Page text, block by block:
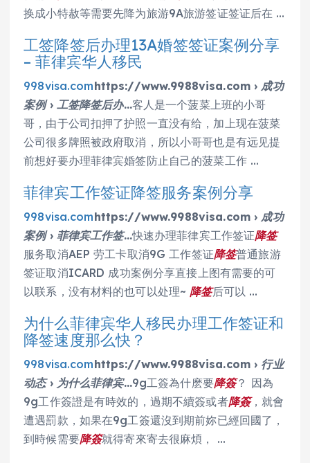
换成小特赦等需要先降为旅游9A旅游签证签证后在 …
工签降签后办理13A婚签签证案例分享
– 菲律宾华人移民
998visa.comhttps://www.9988visa.com › 成功
案例 › 工签降签后办…客人是一个菠菜上班的小哥
哥，由于公司扣押了护照一直没有给，加上现在菠菜
公司很多牌照被政府取消，所以小哥哥也是有远见提
前想好要办理菲律宾婚签防止自己的菠菜工作 …
菲律宾工作签证降签服务案例分享
998visa.comhttps://www.9988visa.com › 成功
案例 › 菲律宾工作签…快速办理菲律宾工作签证降签
服务取消AEP 劳工卡取消9G 工作签证降签普通旅游
签证取消ICARD 成功案例分享直接上图有需要的可
以联系，没有材料的也可以处理~ 降签后可以 …
为什么菲律宾华人移民办理工作签证和
降签速度那么快？
998visa.comhttps://www.9988visa.com › 行业
动态 › 为什么菲律宾…9g工簽為什麽要降簽？ 因為
9g工作簽證是有時效的，過期不續簽或者降簽，就會
遭遇罰款，如果在9g工簽還沒到期前妳已經回國了，
到時候需要降簽就得寄來寄去很麻煩， …